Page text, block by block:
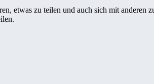
etwas zu teilen und auch sich mit anderen